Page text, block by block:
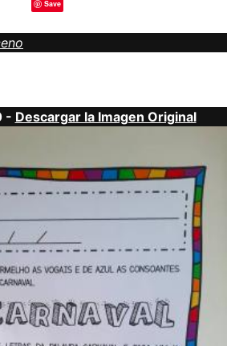
Save
- Descargar la Imagen Original